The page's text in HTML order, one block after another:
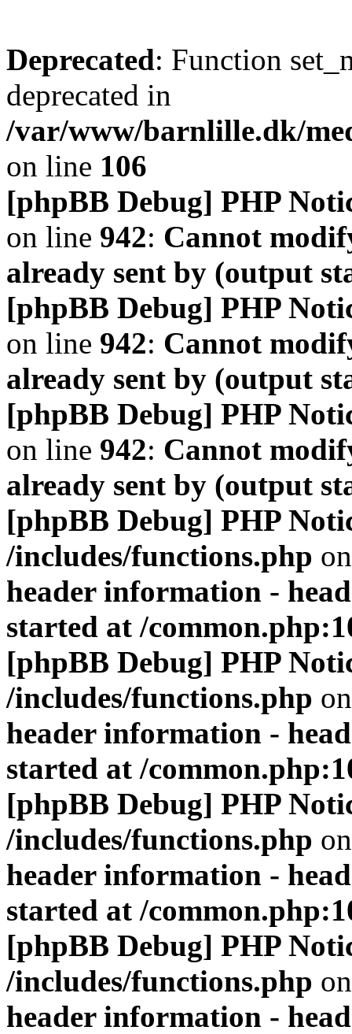
Deprecated: Function
deprecated in
/var/www/barnlille.dk/
on line 106
[phpBB Debug] PHP
on line 942: Cannot
already sent by (output
[phpBB Debug] PHP
on line 942: Cannot
already sent by (output
[phpBB Debug] PHP
on line 942: Cannot
already sent by (output
[phpBB Debug] PHP
/includes/functions.php
header information -
started at /
[phpBB Debug] PHP
/includes/functions.php
header information -
started at /
[phpBB Debug] PHP
/includes/functions.php
header information -
started at /
[phpBB Debug] PHP
/includes/functions.php
header information -